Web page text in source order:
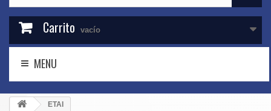
Carrito vacío
MENU
ETAI